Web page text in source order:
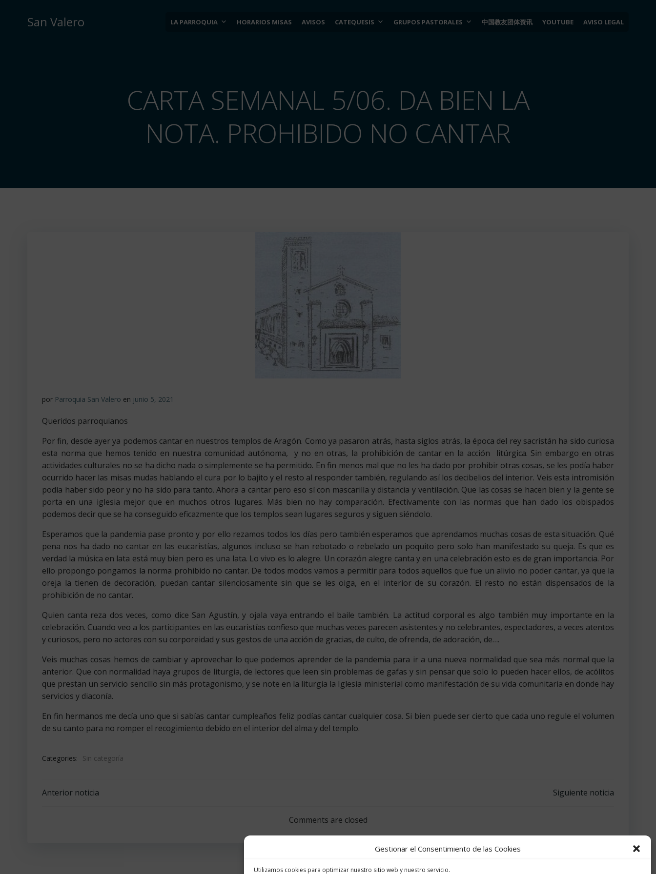
Gestionar el Consentimiento de las Cookies
Utilizamos cookies para optimizar nuestro sitio web y nuestro servicio.
contenidoSan Valero LA PARROQUIA HORARIOS MISAS AVISOS CATEQUESIS GRUPOS PASTORALES 中国教友团体资讯 YOUTUBE AVISO LEGAL
CARTA SEMANAL 5/06. DA BIEN LA
NOTA. PROHIBIDO NO CANTAR
por Parroquia San Valero en junio 5, 2021
Queridos parroquianos
Por fin, desde ayer ya podemos cantar en nuestros templos de Aragón. Como ya pasaron atrás, hasta siglos atrás, la época del rey sacristán ha sido curiosa
esta norma que hemos tenido en nuestra comunidad autónoma, y no en otras, la prohibición de cantar en la acción litúrgica. Sin embargo en otras
actividades culturales no se ha dicho nada o simplemente se ha permitido. En fin menos mal que no les ha dado por prohibir otras cosas, se les podía haber
ocurrido hacer las misas mudas hablando el cura por lo bajito y el resto al responder también, regulando así los decibelios del interior. Veis esta intromisión
podía haber sido peor y no ha sido para tanto. Ahora a cantar pero eso sí con mascarilla y distancia y ventilación. Que las cosas se hacen bien y la gente se
porta en una iglesia mejor que en muchos otros lugares. Más bien no hay comparación. Efectivamente con las normas que han dado los obispados
podemos decir que se ha conseguido eficazmente que los templos sean lugares seguros y siguen siéndolo.
Esperamos que la pandemia pase pronto y por ello rezamos todos los días pero también esperamos que aprendamos muchas cosas de esta situación. Qué
pena nos ha dado no cantar en las eucaristías, algunos incluso se han rebotado o rebelado un poquito pero solo han manifestado su queja. Es que es
verdad la música en lata está muy bien pero es una lata. Lo vivo es lo alegre. Un corazón alegre canta y en una celebración esto es de gran importancia. Por
ello propongo pongamos la norma prohibido no cantar. De todos modos vamos a permitir para todos aquellos que fue un alivio no poder cantar, ya que la
oreja la tienen de decoración, puedan cantar silenciosamente sin que se les oiga, en el interior de su corazón. El resto no están dispensados de la
prohibición de no cantar.
Quien canta reza dos veces, como dice San Agustín, y ojala vaya entrando el baile también. La actitud corporal es algo también muy importante en la
celebración. Cuando veo a los participantes en las eucaristías confieso que muchas veces parecen asistentes y no celebrantes, espectadores, a veces atentos
y curiosos, pero no actores con su corporeidad y sus gestos de una acción de gracias, de culto, de ofrenda, de adoración, de….
Veis muchas cosas hemos de cambiar y aprovechar lo que podemos aprender de la pandemia para ir a una nueva normalidad que sea más normal que la
anterior. Que con normalidad haya grupos de liturgia, de lectores que leen sin problemas de gafas y sin pensar que solo lo pueden hacer ellos, de acólitos
que prestan un servicio sencillo sin más protagonismo, y se note en la liturgia la Iglesia ministerial como manifestación de su vida comunitaria en donde hay
servicios y diaconía.
En fin hermanos me decía uno que si sabías cantar cumpleaños feliz podías cantar cualquier cosa. Si bien puede ser cierto que cada uno regule el volumen
de su canto para no romper el recogimiento debido en el interior del alma y del templo.
Categories: Sin categoría
Navegación
Anterior noticia
por
las
entradas
Siguiente noticia
Comments are closed